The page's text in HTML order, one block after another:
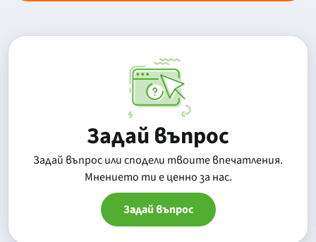
Задай въпрос
Задай въпрос или сподели твоите впечатления.
Mнението ти е ценно за нас.
Задай въпрос